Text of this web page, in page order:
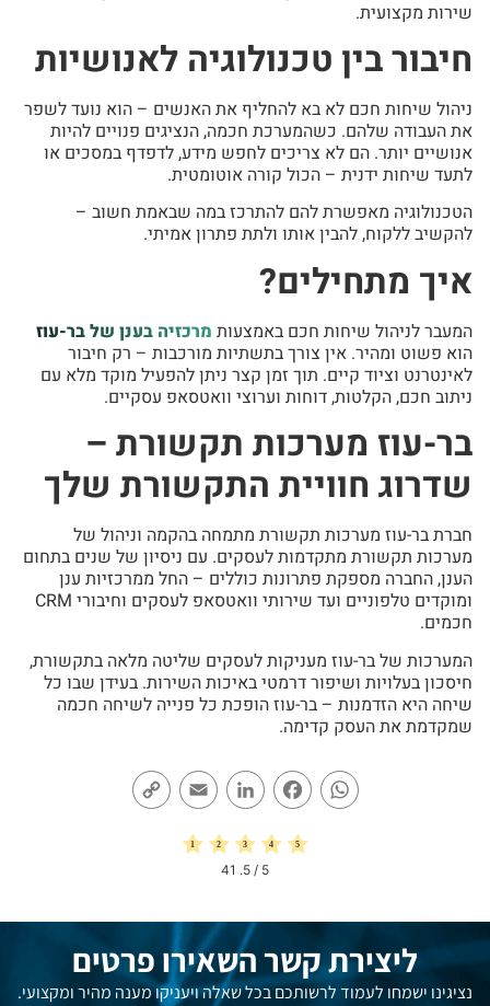
שירות מקצועית.
חיבור בין טכנולוגיה לאנושיות
ניהול שיחות חכם לא בא להחליף את האנשים – הוא נועד לשפר
את העבודה שלהם. כשהמערכת חכמה, הנציגים פנויים להיות
אנושיים יותר. הם לא צריכים לחפש מידע, לדפדף במסכים או
לתעד שיחות ידנית – הכול קורה אוטומטית.
הטכנולוגיה מאפשרת להם להתרכז במה שבאמת חשוב –
להקשיב ללקוח, להבין אותו ולתת פתרון אמיתי.
איך מתחילים?
המעבר לניהול שיחות חכם באמצעות מרכזיה בענן של בר-עוז
הוא פשוט ומהיר. אין צורך בתשתיות מורכבות – רק חיבור
לאינטרנט וציוד קיים. תוך זמן קצר ניתן להפעיל מוקד מלא עם
ניתוב חכם, הקלטות, דוחות וערוצי וואטסאפ עסקיים.
בר-עוז מערכות תקשורת –
שדרוג חוויית התקשורת שלך
חברת בר-עוז מערכות תקשורת מתמחה בהקמה וניהול של
מערכות תקשורת מתקדמות לעסקים. עם ניסיון של שנים בתחום
הענן, החברה מספקת פתרונות כוללים – החל ממרכזיות ענן
ומוקדים טלפוניים ועד שירותי וואטסאפ לעסקים וחיבורי CRM
חכמים.
המערכות של בר-עוז מעניקות לעסקים שליטה מלאה בתקשורת,
חיסכון בעלויות ושיפור דרמטי באיכות השירות. בעידן שבו כל
שיחה היא הזדמנות – בר-עוז הופכת כל פנייה לשיחה חכמה
שמקדמת את העסק קדימה.
WhatsApp
Facebook
LinkedIn
Email
5
/ 5.
41
ליצירת קשר השאירו פרטים
נציגינו ישמחו לעמוד לרשותכם בכל שאלה ויעניקו מענה מהיר ומקצועי.